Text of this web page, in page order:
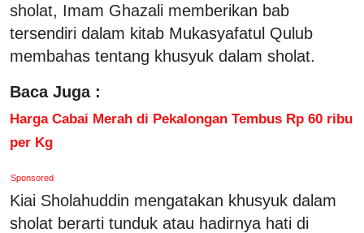
sholat, Imam Ghazali memberikan bab
tersendiri dalam kitab Mukasyafatul Qulub
membahas tentang khusyuk dalam sholat.
Baca Juga :
Harga Cabai Merah di Pekalongan Tembus Rp 60 ribu
per Kg
Sponsored
Kiai Sholahuddin mengatakan khusyuk dalam
sholat berarti tunduk atau hadirnya hati di